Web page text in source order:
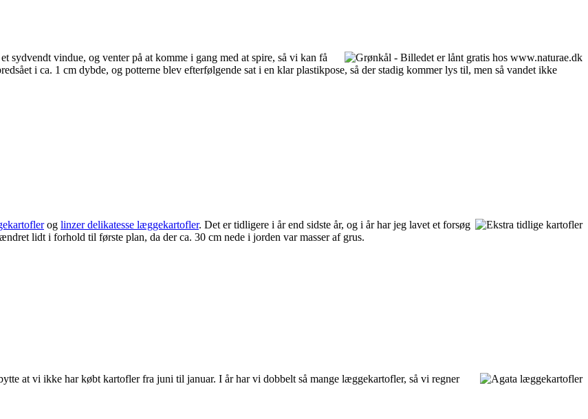
sydvendt vindue, og venter på at komme i gang med at spire, så vi kan få
i ca. 1 cm dybde, og potterne blev efterfølgende sat i en klar plastikpose, så der stadig kommer lys til, men så vandet ikke
og linzer delikatesse læggekartofler. Det er tidligere i år end sidste år, og i år har jeg lavet et forsøg
lidt i forhold til første plan, da der ca. 30 cm nede i jorden var masser af grus.
at vi ikke har købt kartofler fra juni til januar. I år har vi dobbelt så mange læggekartofler, så vi regner